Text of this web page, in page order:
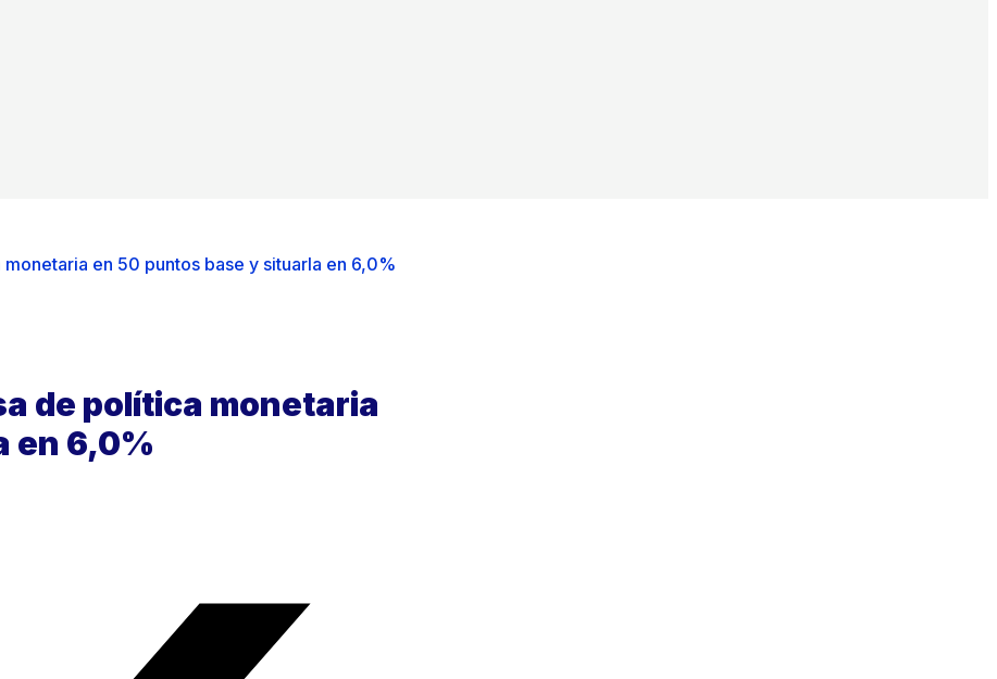
en 50 puntos base y situarla en 6,0%
de política monetaria
en 6,0%